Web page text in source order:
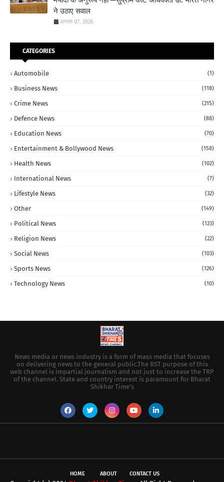
ने उठाए सवाल
अगस्त 07, 2026
CATEGORIES
Automobile (1)
Business News (118)
Crime News (215)
Defence News (88)
Education News (70)
Entertainment & Bollywood News (158)
Health News (102)
International News (7)
Lifestyle News (32)
Other (149)
Political News (123)
Religion News (22)
Social News (103)
Sports News (126)
Technology News (10)
News media or news industry is a form of mass media that focuses
on delivering news to the general public.The BST purpose of this
web channel is impartial journalism and not just to increase the TRP
of the channel. State and country interest is paramount for Bharat
Shikhar Time's
HOME ABOUT CONTACT US